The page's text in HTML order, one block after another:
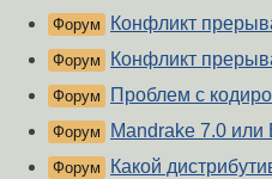
Форум Конфликт
Форум Конфликт
Форум Проблем с
Форум Mandrake 7.0 или
Форум
Какой